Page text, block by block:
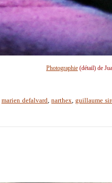
Photographie(détail) de
marien defalvard,narthex,guillaume